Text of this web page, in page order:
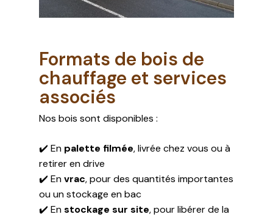
Formats de bois de
chauffage et services
associés
Nos bois sont disponibles :
✔️ En palette filmée, livrée chez vous ou à
retirer en drive
✔️ Envrac, pour des quantités importantes
ou un stockage en bac
✔️ Enstockage sur site, pour libérer de la